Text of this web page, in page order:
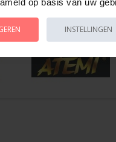
op basis van uw
INSTELLINGEN